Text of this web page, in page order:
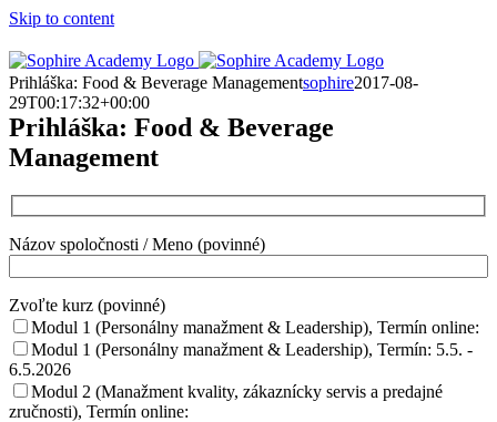
Skip to content
Prihláška: Food & Beverage Managementsophire2017-08-
29T00:17:32+00:00
Prihláška: Food & Beverage
Management
Názov spoločnosti / Meno (povinné)
Zvoľte kurz (povinné)
Modul 1 (Personálny manažment & Leadership), Termín online:
Modul 1 (Personálny manažment & Leadership), Termín: 5.5. -
6.5.2026
Modul 2 (Manažment kvality, zákaznícky servis a predajné
zručnosti), Termín online: